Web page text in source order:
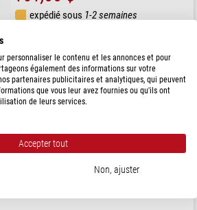
expédié sous 1-2 semaines
polarisant tournant pour lentille de focalisation. Ø du guide
= 8mm
$
personnaliser le contenu et les annonces et pour
également des informations sur votre
partenaires publicitaires et analytiques, qui peuvent
que vous leur avez fournies ou qu'ils ont
de leurs services.
Accepter tout
Non, ajuster